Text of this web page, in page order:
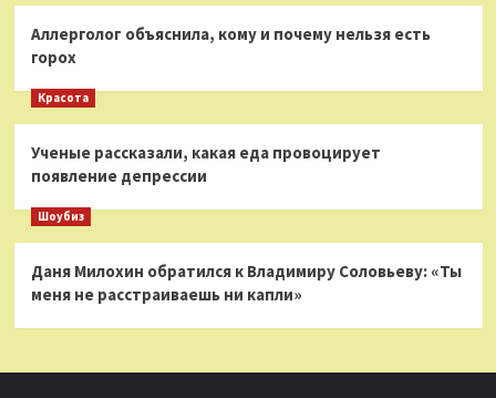
Аллерголог объяснила, кому и почему нельзя есть
горох
Красота
Ученые рассказали, какая еда провоцирует
появление депрессии
Шоубиз
Даня Милохин обратился к Владимиру Соловьеву: «Ты
меня не расстраиваешь ни капли»